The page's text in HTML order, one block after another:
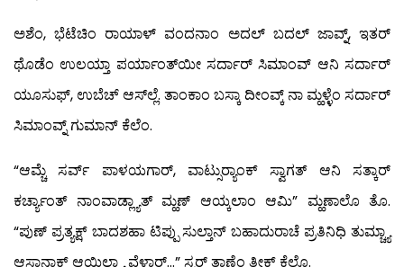
ಅಶೆಂ, ಭೆಟೆಚಿಂ ರಾಯಾಳ್ ವಂದನಾಂ ಅದಲ್ ಬದಲ್ ಜಾವ್ನ್, ಇತರ್
ಥೊಡೆಂ ಉಲಯ್ತಾ ಪರ್ಯಾಂತ್‍ಯೀ ಸರ್ದಾರ್ ಸಿಮಾಂವ್ ಆನಿ ಸರ್ದಾರ್
ಯೂಸುಫ್, ಉಬೆಚ್ ಆಸ್‍ಲ್ಲೆ. ತಾಂಕಾಂ ಬಸ್ಕಾ ದೀಂವ್ಕ್ ನಾ ಮ್ಹಳ್ಳೆಂ ಸರ್ದಾರ್
ಸಿಮಾಂವ್ನ್ ಗುಮಾನ್ ಕೆಲೆಂ.
“ಆಮ್ಚೆ ಸರ್ವ್ ಪಾಳಯಗಾರ್, ವಾಟ್ಸುರ್‍ಯಾಂಕ್ ಸ್ವಾಗತ್ ಆನಿ ಸತ್ಕಾರ್
ಕರ್ಚ್ಯಾಂತ್ ನಾಂವಾಡ್ಲ್ಯಾತ್ ಮ್ಹಣ್ ಆಯ್ಕಲಾಂ ಆಮಿ” ಮ್ಹಣಾಲೊ ತೊ.
“ಪುಣ್ ಪ್ರತ್ಯಕ್ಷ್ ಬಾದಶಹಾ ಟಿಪ್ಪು ಸುಲ್ತಾನ್ ಬಹಾದುರಾಚೆ ಪ್ರತಿನಿಧಿ ತುಮ್ಚ್ಯಾ
ಆಸ್ಥಾನಾಕ್ ಆಯಿಲ್ಲ್ಯಾ ವೆಳಾರ್…” ಸ್ವರ್ ತಾಣೆಂ ತೀಕ್ ಕೆಲೊ.